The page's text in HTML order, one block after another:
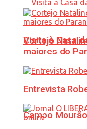
Visita à Casa
Campo
Cortejo
maiores do
Entrevista